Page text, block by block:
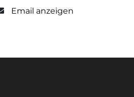
Email anzeigen